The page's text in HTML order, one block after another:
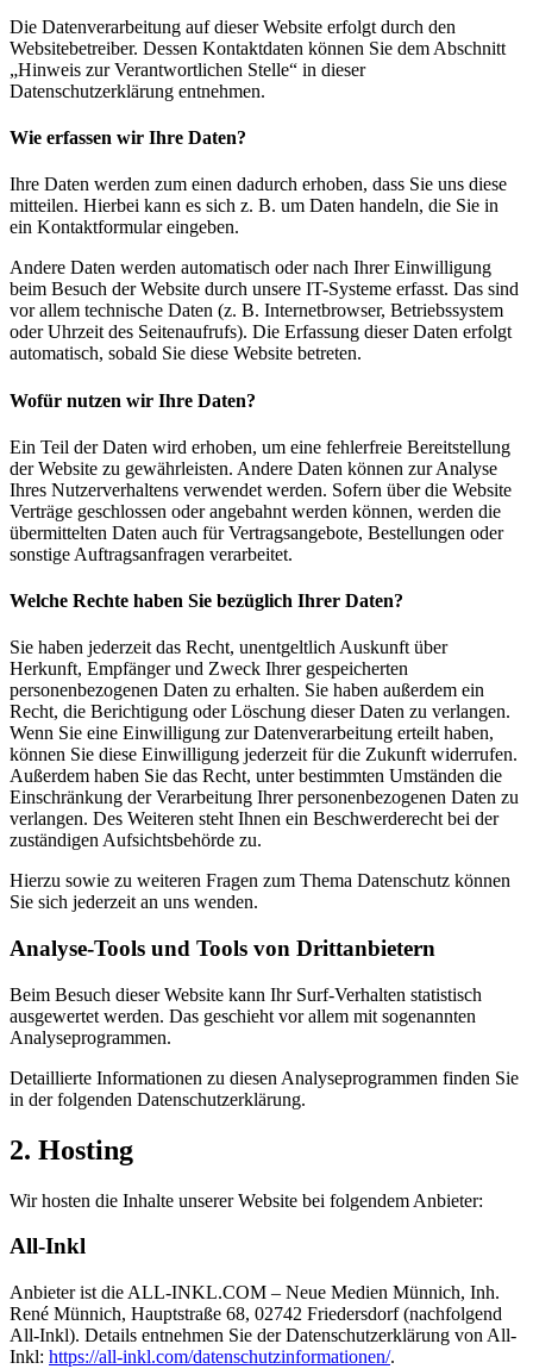
Die Datenverarbeitung auf dieser Website erfolgt durch den
Websitebetreiber. Dessen Kontaktdaten können Sie dem Abschnitt
„Hinweis zur Verantwortlichen Stelle“ in dieser
Datenschutzerklärung entnehmen.
Wie erfassen wir Ihre Daten?
Ihre Daten werden zum einen dadurch erhoben, dass Sie uns diese
mitteilen. Hierbei kann es sich z. B. um Daten handeln, die Sie in
ein Kontaktformular eingeben.
Andere Daten werden automatisch oder nach Ihrer Einwilligung
beim Besuch der Website durch unsere IT-Systeme erfasst. Das sind
vor allem technische Daten (z. B. Internetbrowser, Betriebssystem
oder Uhrzeit des Seitenaufrufs). Die Erfassung dieser Daten erfolgt
automatisch, sobald Sie diese Website betreten.
Wofür nutzen wir Ihre Daten?
Ein Teil der Daten wird erhoben, um eine fehlerfreie Bereitstellung
der Website zu gewährleisten. Andere Daten können zur Analyse
Ihres Nutzerverhaltens verwendet werden. Sofern über die Website
Verträge geschlossen oder angebahnt werden können, werden die
übermittelten Daten auch für Vertragsangebote, Bestellungen oder
sonstige Auftragsanfragen verarbeitet.
Welche Rechte haben Sie bezüglich Ihrer Daten?
Sie haben jederzeit das Recht, unentgeltlich Auskunft über
Herkunft, Empfänger und Zweck Ihrer gespeicherten
personenbezogenen Daten zu erhalten. Sie haben außerdem ein
Recht, die Berichtigung oder Löschung dieser Daten zu verlangen.
Wenn Sie eine Einwilligung zur Datenverarbeitung erteilt haben,
können Sie diese Einwilligung jederzeit für die Zukunft widerrufen.
Außerdem haben Sie das Recht, unter bestimmten Umständen die
Einschränkung der Verarbeitung Ihrer personenbezogenen Daten zu
verlangen. Des Weiteren steht Ihnen ein Beschwerderecht bei der
zuständigen Aufsichtsbehörde zu.
Hierzu sowie zu weiteren Fragen zum Thema Datenschutz können
Sie sich jederzeit an uns wenden.
Analyse-Tools und Tools von Dritt­anbietern
Beim Besuch dieser Website kann Ihr Surf-Verhalten statistisch
ausgewertet werden. Das geschieht vor allem mit sogenannten
Analyseprogrammen.
Detaillierte Informationen zu diesen Analyseprogrammen finden Sie
in der folgenden Datenschutzerklärung.
2. Hosting
Wir hosten die Inhalte unserer Website bei folgendem Anbieter:
All-Inkl
Anbieter ist die ALL-INKL.COM – Neue Medien Münnich, Inh.
René Münnich, Hauptstraße 68, 02742 Friedersdorf (nachfolgend
All-Inkl). Details entnehmen Sie der Datenschutzerklärung von All-
Inkl: https://all-inkl.com/datenschutzinformationen/.